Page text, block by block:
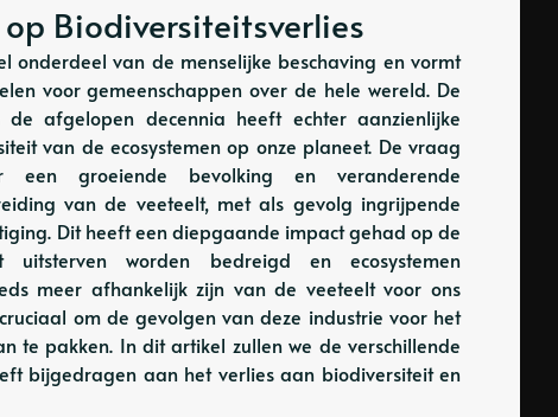
Biodiversiteitsverlies
onderdeel van de menselijke beschaving en vormt
voor gemeenschappen over de hele wereld. De
afgelopen decennia heeft echter aanzienlijke
van de ecosystemen op onze planeet. De vraag
groeiende bevolking en veranderende
van de veeteelt, met als gevolg ingrijpende
Dit heeft een diepgaande impact gehad op de
worden bedreigd en ecosystemen
meer afhankelijk zijn van de veeteelt voor ons
om de gevolgen van deze industrie voor het
te pakken. In dit artikel zullen we de verschillende
bijgedragen aan het verlies aan biodiversiteit en